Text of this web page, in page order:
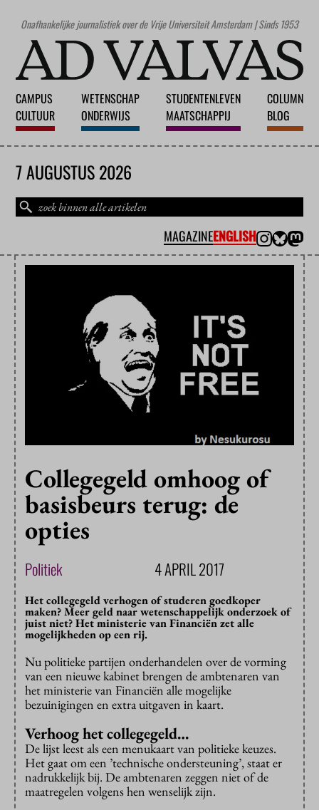
Onafhankelijke journalistiek over de Vrije Universiteit Amsterdam | Sinds 1953
CAMPUS
CULTUUR
WETENSCHAP
ONDERWIJS
STUDENTENLEVEN
MAATSCHAPPIJ
COLUMN
BLOG
7 AUGUSTUS 2026
MAGAZINEENGLISH
Collegegeld omhoog of
basisbeurs terug: de
opties
Politiek 4 APRIL 2017
Het collegegeld verhogen of studeren goedkoper
maken? Meer geld naar wetenschappelijk onderzoek of
juist niet? Het ministerie van Financiën zet alle
mogelijkheden op een rij.
Nu politieke partijen onderhandelen over de vorming
van een nieuwe kabinet brengen de ambtenaren van
het ministerie van Financiën alle mogelijke
bezuinigingen en extra uitgaven in kaart.
Verhoog het collegegeld…
De lijst leest als een menukaart van politieke keuzes.
Het gaat om een ’technische ondersteuning’, staat er
nadrukkelijk bij. De ambtenaren zeggen niet of de
maatregelen volgens hen wenselijk zijn.